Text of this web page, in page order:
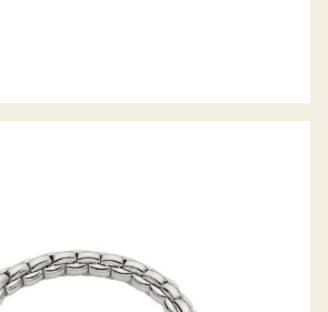
KOLLEKTION